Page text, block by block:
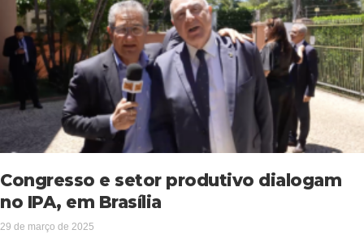
Congresso e setor produtivo dialogam
no IPA, em Brasília
29 de março de 2025